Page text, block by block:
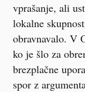
vprašanje, ali
lokalne
obravnavalo. V
ko je šlo za
brezplačne
spor z